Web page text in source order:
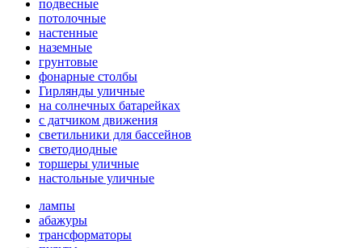
подвесные
потолочные
настенные
наземные
грунтовые
фонарные столбы
Гирлянды уличные
на солнечных батарейках
с датчиком движения
светильники для бассейнов
светодиодные
торшеры уличные
настольные уличные
лампы
абажуры
трансформаторы